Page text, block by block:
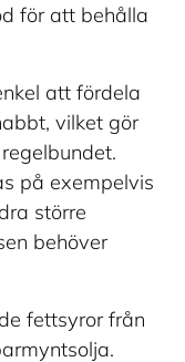
för att behålla
att fördela
vilket gör
på exempelvis
större
behöver
fettsyror från